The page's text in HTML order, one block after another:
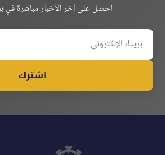
احصل على آخر الأخبار مباشرة في
اشترك